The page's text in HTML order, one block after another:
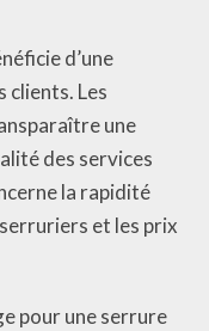
d’une
clients. Les
une
des services
la rapidité
et les prix
pour une serrure